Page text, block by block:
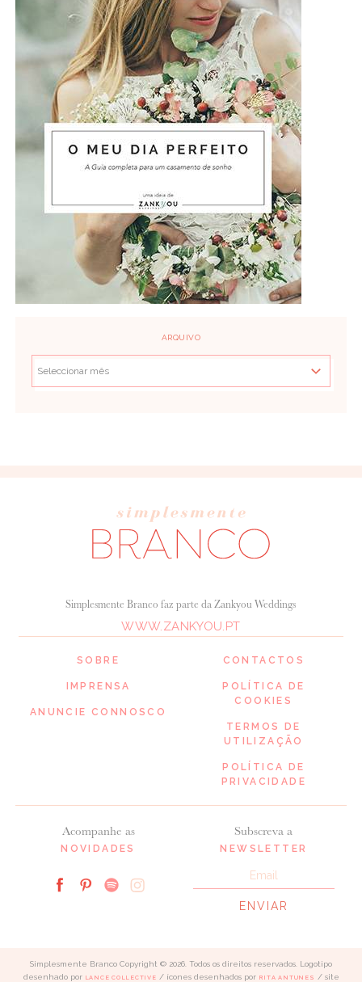
ARQUIVO
SOBRE
IMPRENSA
ANUNCIE CONNOSCO
Acompanhe as
NOVIDADES
Simplesmente Branco faz parte da Zankyou Weddings
WWW.ZANKYOU.PT
Subscreva a
NEWSLETTER
CONTACTOS
POLÍTICA DE
COOKIES
TERMOS DE
UTILIZAÇÃO
POLÍTICA DE
PRIVACIDADE
Simplesmente Branco Copyright © 2026. Todos os direitos reservados. Logotipo
desenhado por LANCE COLLECTIVE / ícones desenhados por RITA ANTUNES / site